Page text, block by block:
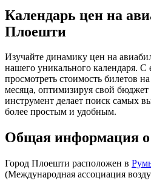
Календарь цен на
Плоешти
Изучайте динамику цен на
нашего уникального календаря.
просмотреть стоимость билетов
месяца, оптимизируя свой
инструмент делает поиск самых
более простым и удобным.
Общая информация
Город Плоешти расположен в
(Международная ассоциация